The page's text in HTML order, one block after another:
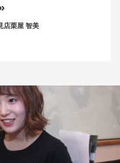
店栗屋 智美